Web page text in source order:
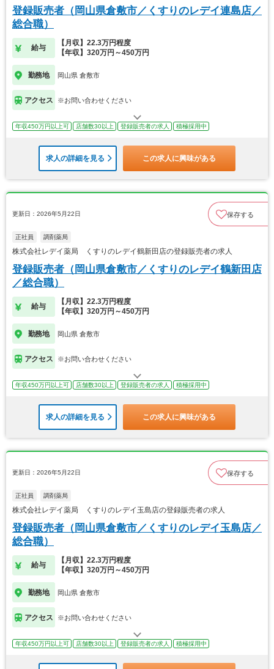
登録販売者（岡山県倉敷市／くすりのレデイ連島店／
総合職）
給与
【月収】22.3万円程度
【年収】320万円～450万円
勤務地 岡山県 倉敷市
アクセス ※お問い合わせください
年収450万円以上可 店舗数30以上 登録販売者の求人 積極採用中
求人の詳細を見る この求人に興味がある
更新日：2026年5月22日 保存する
正社員 調剤薬局
株式会社レデイ薬局 くすりのレデイ鶴新田店の登録販売者の求人
登録販売者（岡山県倉敷市／くすりのレデイ鶴新田店
／総合職）
給与
【月収】22.3万円程度
【年収】320万円～450万円
勤務地 岡山県 倉敷市
アクセス ※お問い合わせください
年収450万円以上可 店舗数30以上 登録販売者の求人 積極採用中
求人の詳細を見る この求人に興味がある
更新日：2026年5月22日 保存する
正社員 調剤薬局
株式会社レデイ薬局 くすりのレデイ玉島店の登録販売者の求人
登録販売者（岡山県倉敷市／くすりのレデイ玉島店／
総合職）
給与
【月収】22.3万円程度
【年収】320万円～450万円
勤務地 岡山県 倉敷市
アクセス ※お問い合わせください
年収450万円以上可 店舗数30以上 登録販売者の求人 積極採用中